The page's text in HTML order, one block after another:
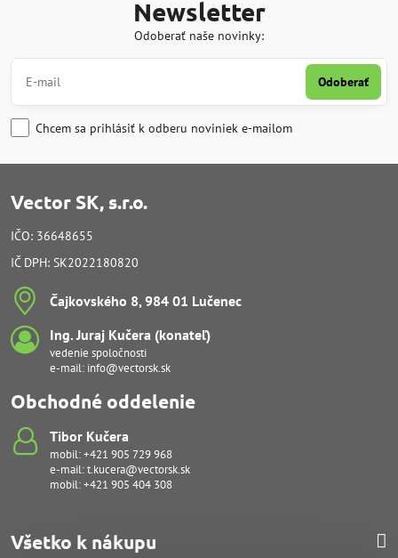
Newsletter
Odoberať naše novinky:
Odoberať
Chcem sa prihlásiť k odberu noviniek e-mailom
Vector SK, s.r.o.
IČO: 36648655
IČ DPH: SK2022180820
Čajkovského 8, 984 01 Lučenec
Ing​. Juraj Kučera (konateľ)
vedenie spoločnosti
e-mail: info@vectorsk.sk
Obchodné oddelenie
Tibor Kučera
mobil:+421 905 729 968
e-mail:t.kucera@vectorsk.sk
mobil:+421 905 404 308
Všetko k nákupu